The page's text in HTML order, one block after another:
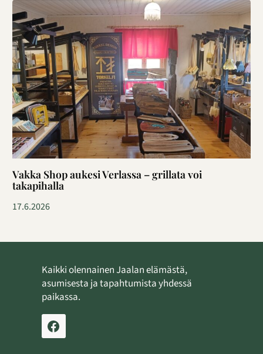
Vakka Shop aukesi Verlassa – grillata voi
takapihalla
17.6.2026
Kaikki olennainen Jaalan elämästä,
asumisesta ja tapahtumista yhdessä
paikassa.